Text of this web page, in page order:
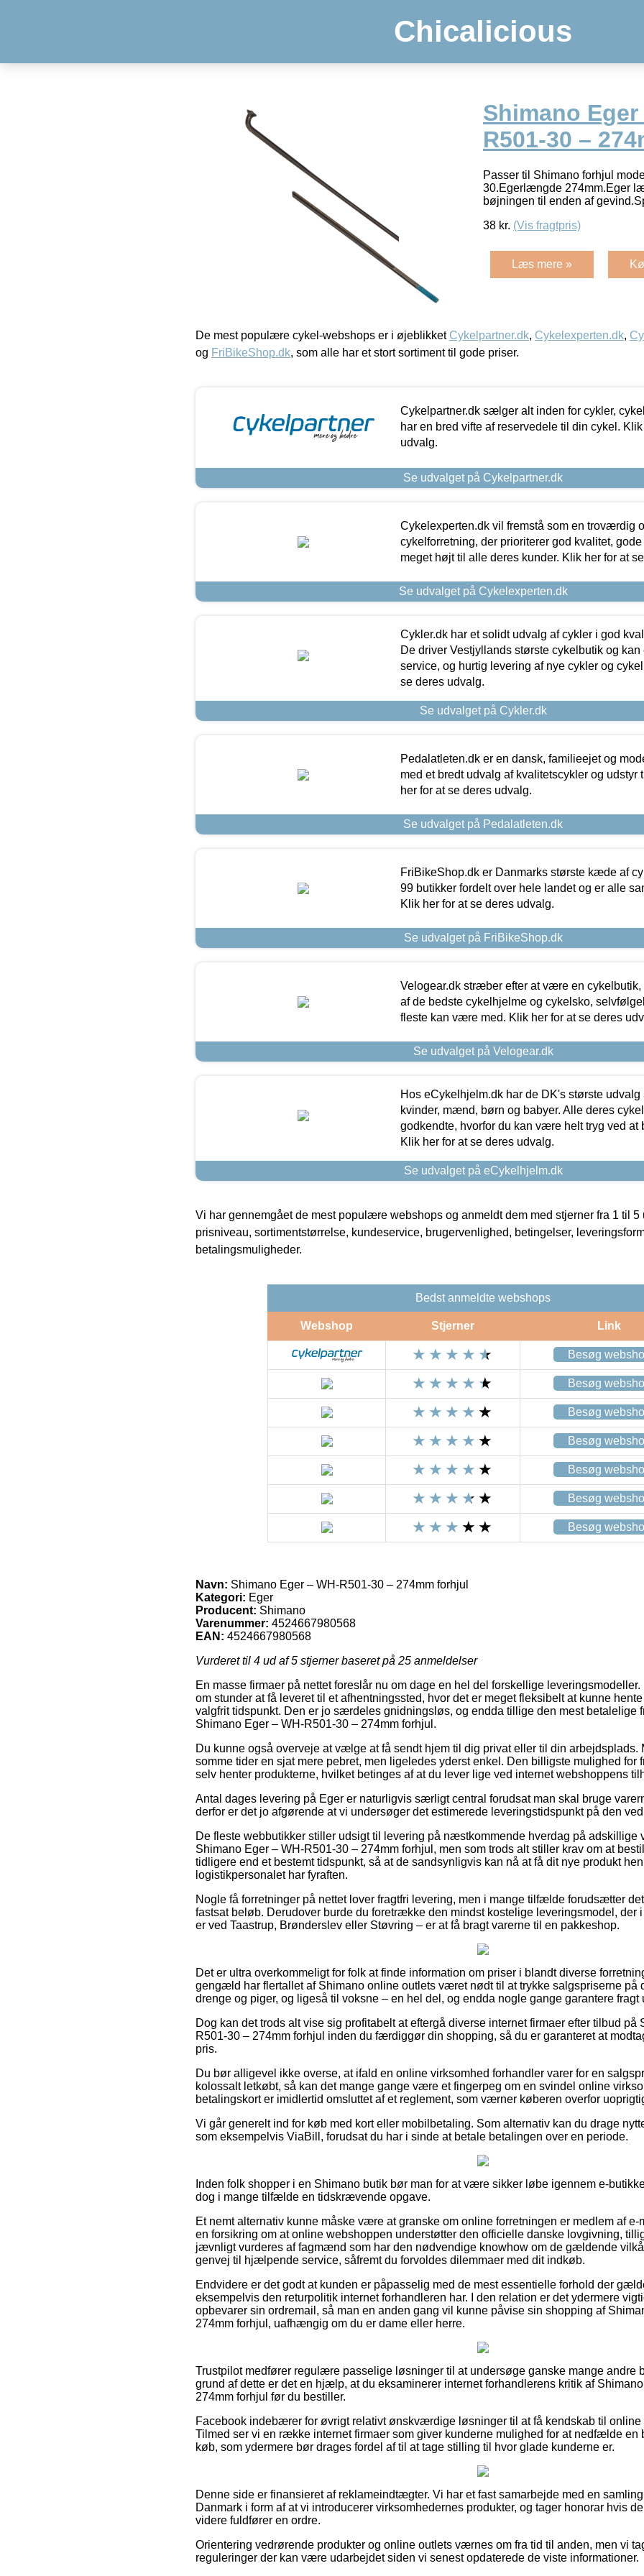
Chicalicious
Shimano Eger
R501-30 –
Passer til Shimano forhjul
30.Egerlængde 274mm.Eger
bøjningen til enden af
38 kr. (Vis fragtpris)
Læs mere »
De mest populære cykel-webshops er i øjeblikket Cykelpartner.dk, Cykelexperten.dk,
og FriBikeShop.dk, som alle har et stort sortiment til gode priser.
Cykelpartner.dk sælger alt inden for cykler,
har en bred vifte af reservedele til din cykel.
udvalg.
Se udvalget på Cykelpartner.dk
Cykelexperten.dk vil fremstå som en troværdig
cykelforretning, der prioriterer god kvalitet,
meget højt til alle deres kunder. Klik her for at
Se udvalget på Cykelexperten.dk
Cykler.dk har et solidt udvalg af cykler i god
De driver Vestjyllands største cykelbutik og kan
service, og hurtig levering af nye cykler og
se deres udvalg.
Se udvalget på Cykler.dk
Pedalatleten.dk er en dansk, familieejet og
med et bredt udvalg af kvalitetscykler og udstyr
her for at se deres udvalg.
Se udvalget på Pedalatleten.dk
FriBikeShop.dk er Danmarks største kæde af
99 butikker fordelt over hele landet og er alle
Klik her for at se deres udvalg.
Se udvalget på FriBikeShop.dk
Velogear.dk stræber efter at være en cykelbutik,
af de bedste cykelhjelme og cykelsko,
fleste kan være med. Klik her for at se deres
Se udvalget på Velogear.dk
Hos eCykelhjelm.dk har de DK's største udvalg
kvinder, mænd, børn og babyer. Alle deres
godkendte, hvorfor du kan være helt tryg ved at
Klik her for at se deres udvalg.
Se udvalget på eCykelhjelm.dk
Vi har gennemgået de mest populære webshops og anmeldt dem med stjerner fra 1 til 5
prisniveau, sortimentstørrelse, kundeservice, brugervenlighed, betingelser,
betalingsmuligheder.
Bedst anmeldte webshops
Webshop Stjerner Link
Besøg
Besøg
Besøg
Besøg
Besøg
Besøg
Besøg
Navn: Shimano Eger – WH-R501-30 – 274mm forhjul
Kategori: Eger
Producent: Shimano
Varenummer: 4524667980568
EAN: 4524667980568
Vurderet til 4 ud af 5 stjerner baseret på 25 anmeldelser
En masse firmaer på nettet foreslår nu om dage en hel del forskellige
om stunder at få leveret til et afhentningssted, hvor det er meget fleksibelt at kunne
valgfrit tidspunkt. Den er jo særdeles gnidningsløs, og endda tillige den mest betalelige
Shimano Eger – WH-R501-30 – 274mm forhjul.
Du kunne også overveje at vælge at få sendt hjem til dig privat eller til din arbejdsplads.
somme tider en sjat mere pebret, men ligeledes yderst enkel. Den billigste mulighed for
selv henter produkterne, hvilket betinges af at du lever lige ved internet webshoppens
Antal dages levering på Eger er naturligvis særligt central forudsat man skal bruge
derfor er det jo afgørende at vi undersøger det estimerede leveringstidspunkt på den
De fleste webbutikker stiller udsigt til levering på næstkommende hverdag på adskillige
Shimano Eger – WH-R501-30 – 274mm forhjul, men som trods alt stiller krav om at
tidligere end et bestemt tidspunkt, så at de sandsynligvis kan nå at få dit nye produkt
logistikpersonalet har fyraften.
Nogle få forretninger på nettet lover fragtfri levering, men i mange tilfælde forudsætter
fastsat beløb. Derudover burde du foretrække den mindst kostelige leveringsmodel, der
er ved Taastrup, Brønderslev eller Støvring – er at få bragt varerne til en pakkeshop.
Det er ultra overkommeligt for folk at finde information om priser i blandt diverse
gengæld har flertallet af Shimano online outlets været nødt til at trykke salgspriserne på
drenge og piger, og ligeså til voksne – en hel del, og endda nogle gange garantere fragt
Dog kan det trods alt vise sig profitabelt at eftergå diverse internet firmaer efter tilbud på
R501-30 – 274mm forhjul inden du færdiggør din shopping, så du er garanteret at
pris.
Du bør alligevel ikke overse, at ifald en online virksomhed forhandler varer for en
kolossalt letkøbt, så kan det mange gange være et fingerpeg om en svindel online
betalingskort er imidlertid omsluttet af et reglement, som værner køberen overfor
Vi går generelt ind for køb med kort eller mobilbetaling. Som alternativ kan du drage
som eksempelvis ViaBill, forudsat du har i sinde at betale betalingen over en periode.
Inden folk shopper i en Shimano butik bør man for at være sikker løbe igennem e-
dog i mange tilfælde en tidskrævende opgave.
Et nemt alternativ kunne måske være at granske om online forretningen er medlem af
en forsikring om at online webshoppen understøtter den officielle danske lovgivning,
jævnligt vurderes af fagmænd som har den nødvendige knowhow om de gældende
genvej til hjælpende service, såfremt du forvoldes dilemmaer med dit indkøb.
Endvidere er det godt at kunden er påpasselig med de mest essentielle forhold der
eksempelvis den returpolitik internet forhandleren har. I den relation er det ydermere
opbevarer sin ordremail, så man en anden gang vil kunne påvise sin shopping af
274mm forhjul, uafhængig om du er dame eller herre.
Trustpilot medfører regulære passelige løsninger til at undersøge ganske mange andre
grund af dette er det en hjælp, at du eksaminerer internet forhandlerens kritik af
274mm forhjul før du bestiller.
Facebook indebærer for øvrigt relativt ønskværdige løsninger til at få kendskab til
Tilmed ser vi en række internet firmaer som giver kunderne mulighed for at nedfælde en
køb, som ydermere bør drages fordel af til at tage stilling til hvor glade kunderne er.
Denne side er finansieret af reklameindtægter. Vi har et fast samarbejde med en
Danmark i form af at vi introducerer virksomhedernes produkter, og tager honorar hvis
videre fuldfører en ordre.
Orientering vedrørende produkter og online outlets værnes om fra tid til anden, men vi
reguleringer der kan være udarbejdet siden vi senest opdaterede de viste informationer.